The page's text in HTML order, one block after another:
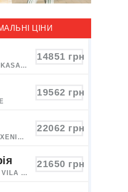
ЦІНИ
APARTHOTEL KASANDRA
14851 грн
19562 грн
XENIOS THEOXENIA HOTEL
22062 грн
APARTMENTS VILA MARE
21650 грн